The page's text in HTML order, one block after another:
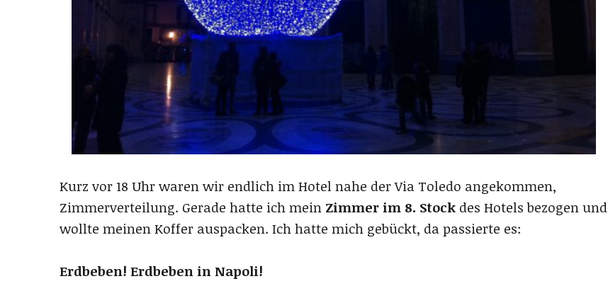
Kurz vor 18 Uhr waren wir endlich im Hotel nahe der Via Toledo angekommen,
Zimmerverteilung. Gerade hatte ich mein Zimmer im 8. Stock des Hotels bezogen und
wollte meinen Koffer auspacken. Ich hatte mich gebückt, da passierte es:
Erdbeben! Erdbeben in Napoli!